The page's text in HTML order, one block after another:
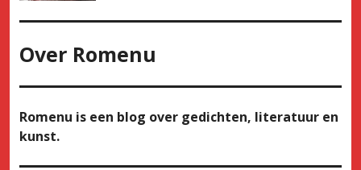
Over Romenu
Romenu is een blog over gedichten, literatuur en
kunst.